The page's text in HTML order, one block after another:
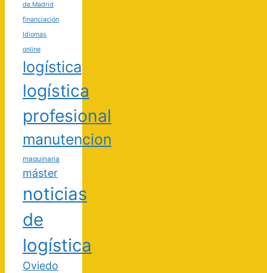
de Madrid
financiación
Idiomas
online
logística
logística
profesional
manutencion
maquinaria
máster
noticias
de
logística
Oviedo